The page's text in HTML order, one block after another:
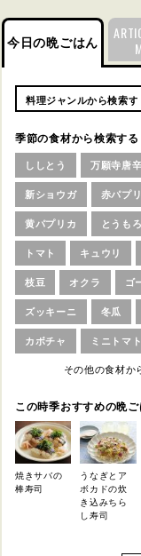
今日の晩ごはん
季節の食材から検索する
ししとう 万願寺唐
新ショウガ 赤パプ
黄パプリカ とうも
トマト キュウリ
枝豆 オクラ ゴ
ズッキーニ 冬瓜
カボチャ ミニトマト
その他の食材か
この時季おすすめの晩ご
焼きサバの
棒寿司
うなぎとア
ボカドの炊
き込みちら
し寿司